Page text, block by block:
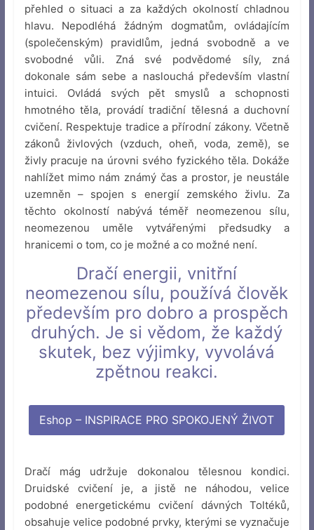
přehled o situaci a za každých okolností chladnou
hlavu. Nepodléhá žádným dogmatům, ovládajícím
(společenským) pravidlům, jedná svobodně a ve
svobodné vůli. Zná své podvědomé síly, zná
dokonale sám sebe a naslouchá především vlastní
intuici. Ovládá svých pět smyslů a schopnosti
hmotného těla, provádí tradiční tělesná a duchovní
cvičení. Respektuje tradice a přírodní zákony. Včetně
zákonů živlových (vzduch, oheň, voda, země), se
živly pracuje na úrovni svého fyzického těla. Dokáže
nahlížet mimo nám známý čas a prostor, je neustále
uzemněn – spojen s energií zemského živlu. Za
těchto okolností nabývá téměř neomezenou sílu,
neomezenou uměle vytvářenými předsudky a
hranicemi o tom, co je možné a co možné není.
Dračí energii, vnitřní
neomezenou sílu, používá člověk
především pro dobro a prospěch
druhých. Je si vědom, že každý
skutek, bez výjimky, vyvolává
zpětnou reakci.
Eshop – INSPIRACE PRO SPOKOJENÝ ŽIVOT
Dračí mág udržuje dokonalou tělesnou kondici.
Druidské cvičení je, a jistě ne náhodou, velice
podobné energetickému cvičení dávných Toltéků,
obsahuje velice podobné prvky, kterými se vyznačuje